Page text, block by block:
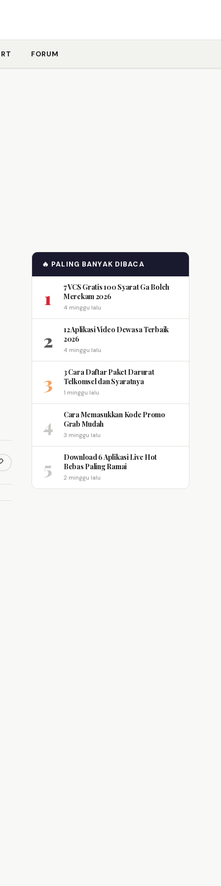
FORUM
link
🔥 PALING BANYAK DIBACA
1
7 VCS Gratis 100 Syarat Ga Boleh
Merekam 2026
4 minggu lalu
2
12 Aplikasi Video Dewasa Terbaik
2026
4 minggu lalu
3
3 Cara Daftar Paket Darurat
Telkomsel dan Syaratnya
1 minggu lalu
4
Cara Memasukkan Kode Promo
Grab Mudah
3 minggu lalu
5
Download 6 Aplikasi Live Hot
Bebas Paling Ramai
2 minggu lalu